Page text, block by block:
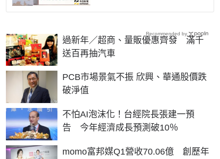
過新年／超商、量販優惠齊發 滿千
送百再抽汽車
PCB市場景氣不振 欣興、華通股價跌
破淨值
不怕AI泡沫化！台經院長張建一預
告 今年經濟成長預測破10％
momo富邦媒Q1營收70.06億 創歷年
Recommended by